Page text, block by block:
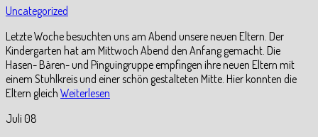
Uncategorized
Letzte Woche besuchten uns am Abend unsere neuen Eltern. Der
Kindergarten hat am Mittwoch Abend den Anfang gemacht. Die
Hasen- Bären- und Pinguingruppe empfingen ihre neuen Eltern mit
einem Stuhlkreis und einer schön gestalteten Mitte. Hier konnten die
Eltern gleich Weiterlesen
Juli 08